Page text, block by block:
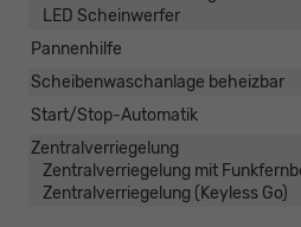
LED Scheinwerfer
Pannenhilfe
Scheibenwaschanlage beheizbar
Start/Stop-Automatik
Zentralverriegelung
Zentralverriegelung mit
Zentralverriegelung (Keyless Go)